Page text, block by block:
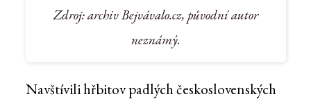
Zdroj: archiv Bejvávalo.cz, původní autor
neznámý.
Navštívili hřbitov padlých československých